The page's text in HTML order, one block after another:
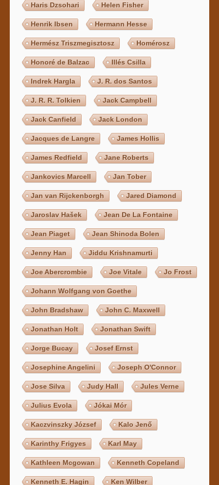
Haris Dzsohari Helen Fisher
Henrik Ibsen Hermann Hesse
Hermész Triszmegisztosz Homérosz
Honoré de Balzac Illés Csilla
Indrek Hargla J. R. dos Santos
J. R. R. Tolkien Jack Campbell
Jack Canfield Jack London
Jacques de Langre James Hollis
James Redfield Jane Roberts
Jankovics Marcell Jan Tober
Jan van Rijckenborgh Jared Diamond
Jaroslav Hašek Jean De La Fontaine
Jean Piaget Jean Shinoda Bolen
Jenny Han Jiddu Krishnamurti
Joe Abercrombie Joe Vitale Jo Frost
Johann Wolfgang von Goethe
John Bradshaw John C. Maxwell
Jonathan Holt Jonathan Swift
Jorge Bucay Josef Ernst
Josephine Angelini Joseph O'Connor
Jose Silva Judy Hall Jules Verne
Julius Evola Jókai Mór
Kaczvinszky József Kalo Jenő
Karinthy Frigyes Karl May
Kathleen Mcgowan Kenneth Copeland
Kenneth E. Hagin Ken Wilber